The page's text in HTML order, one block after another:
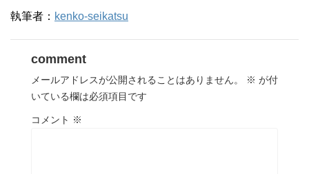
執筆者： kenko-seikatsu
comment
メールアドレスが公開されることはありません。 ※ が付
いている欄は必須項目です
コメント ※